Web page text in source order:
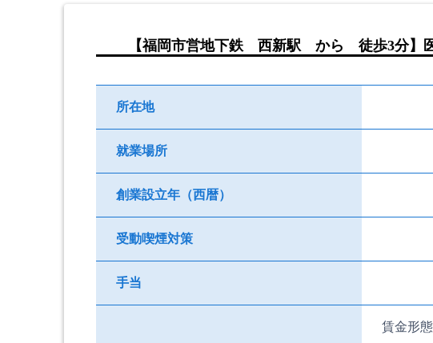
【福岡市営地下鉄 西新駅 から 徒歩3分】
所在地
就業場所
創業設立年（西暦）
受動喫煙対策
手当
賃金形態